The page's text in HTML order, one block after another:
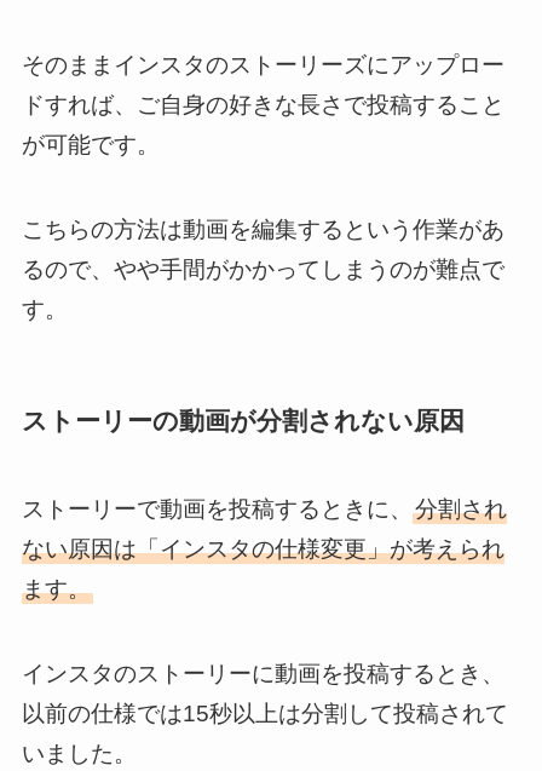
そのままインスタのストーリーズにアップロー
ドすれば、ご自身の好きな長さで投稿すること
が可能です。
こちらの方法は動画を編集するという作業があ
るので、やや手間がかかってしまうのが難点で
す。
ストーリーの動画が分割されない原因
ストーリーで動画を投稿するときに、 分割され
ない原因は「インスタの仕様変更」が考えられ
ます。
インスタのストーリーに動画を投稿するとき、
以前の仕様では15秒以上は分割して投稿されて
いました。